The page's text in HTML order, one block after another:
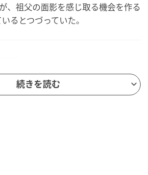
、祖父の面影を感じ取る機会を作る
るとつづっていた。
続きを読む